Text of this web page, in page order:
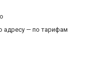
адресу — по тарифам